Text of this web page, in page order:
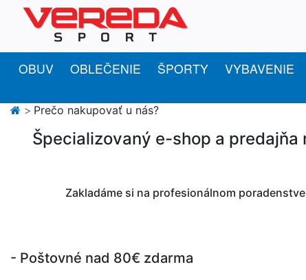
OBUV OBLEČENIE ŠPORTY VYBAVENIE
Prečo nakupovať u nás?
Špecializovaný e-shop a
Zakladáme si na profesionálnom
- Poštovné nad 80€ zdarma